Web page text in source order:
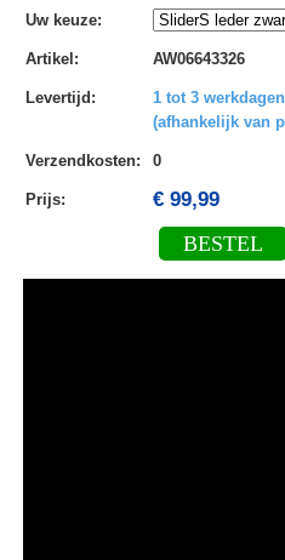
Uw keuze:
Artikel : AW06643326
Levertijd :
1 tot 3
(afhankelijk van
Verzendkosten: 0
Prijs: € 99,99
BESTEL